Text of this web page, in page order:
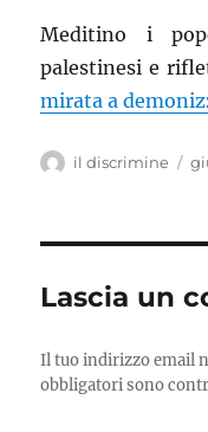
Meditino i
palestinesi e
mirata a
Autore
il discrimine
Lascia un
Il tuo indirizzo email
obbligatori sono